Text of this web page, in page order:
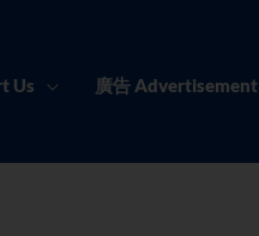
Us 廣告 Advertisement